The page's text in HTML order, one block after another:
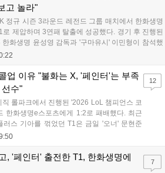
고 놀라"
정규 시즌 3라운드 레전드 그룹 매치에서 한화생명
제압하며 3연패 탈출에 성공했다. 경기 후 진행된
한화생명 윤성영 감독과 '구마유시' 이민형이 참석했
대해 윤성영 감독은 "오랜만에 승리해 기분이 좋고,
업 이유 "불화는 X, '페인터'는 부족
수"
롤파크에서 진행된 '2026 LoL 챔피언스 코
한화생명e스포츠에게 1:2로 패배했다. 최근
러스 기아를 꺾었던 T1은 금일 '오너' 문현준
' 김은후를 투입시키는 강수를 뒀으나 결국
내...
12
, '페인터' 출전한 T1, 한화생명에
7